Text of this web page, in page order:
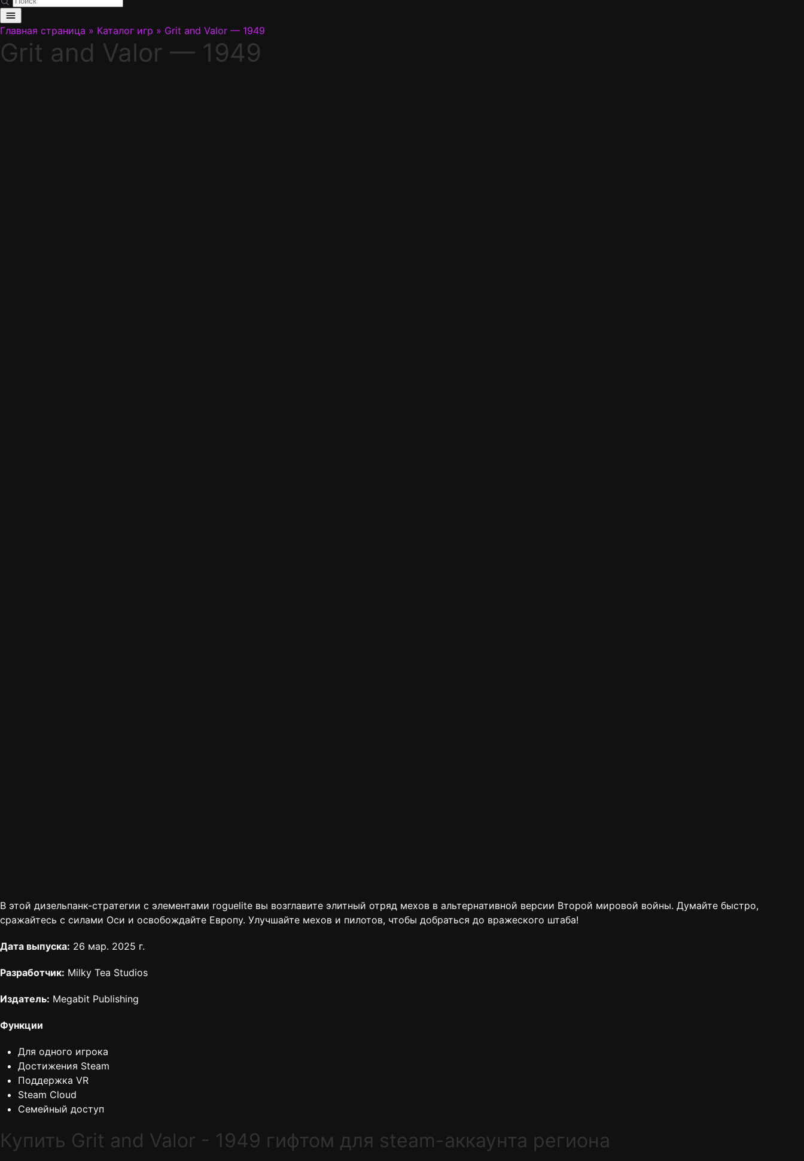
Главная страница » Каталог игр » Grit and Valor — 1949
Grit and Valor — 1949
В этой дизельпанк-стратегии с элементами roguelite вы возглавите элитный отряд мехов в альтернативной версии Второй мировой войны. Думайте быстро,
сражайтесь с силами Оси и освобождайте Европу. Улучшайте мехов и пилотов, чтобы добраться до вражеского штаба!
Дата выпуска: 26 мар. 2025 г.
Разработчик: Milky Tea Studios
Издатель: Megabit Publishing
Функции
Для одного игрока
Достижения Steam
Поддержка VR
Steam Cloud
Семейный доступ
Купить Grit and Valor - 1949 гифтом для steam-аккаунта региона